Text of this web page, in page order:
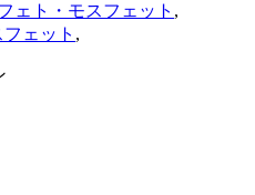
ェト・モスフェット ,
フェット ,